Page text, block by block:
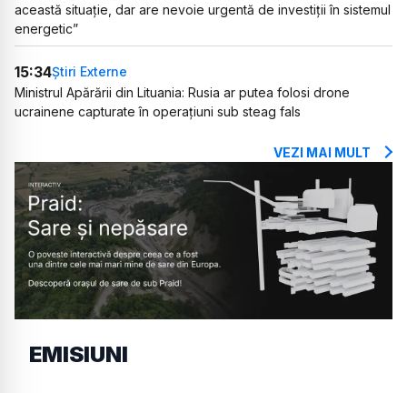
această situație, dar are nevoie urgentă de investiții în sistemul
energetic”
15:34Știri Externe
Ministrul Apărării din Lituania: Rusia ar putea folosi drone
ucrainene capturate în operațiuni sub steag fals
VEZI MAI MULT
EMISIUNI